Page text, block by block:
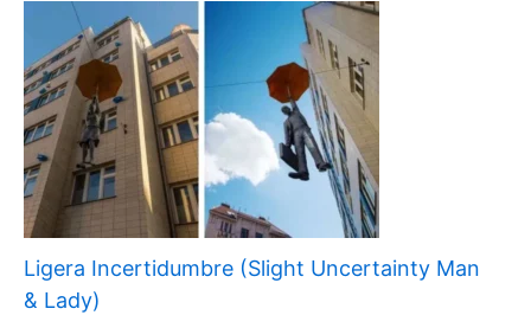
Ligera Incertidumbre (Slight Uncertainty Man
& Lady)